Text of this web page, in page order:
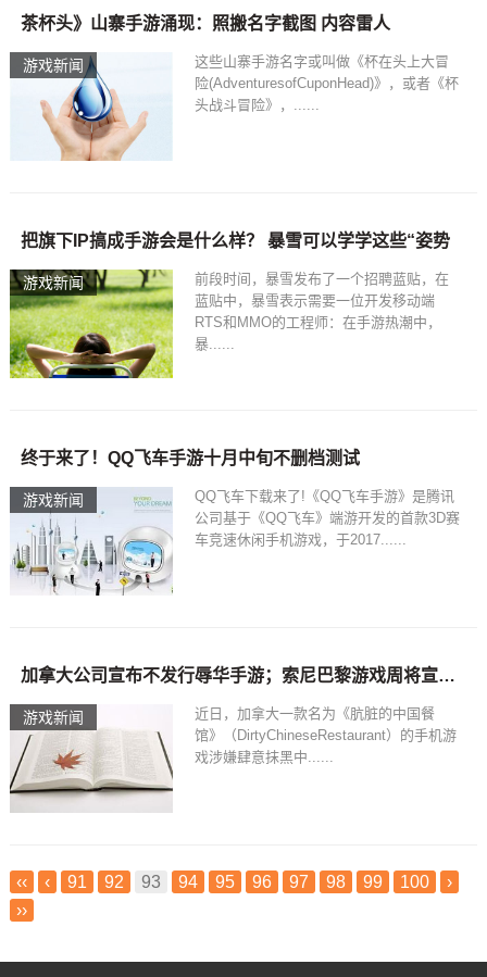
游戏新闻
茶杯头》山寨手游涌现：照搬名字截图 内容雷人
这些山寨手游名字或叫做《杯在头上大冒
险(AdventuresofCuponHead)》，或者《杯
头战斗冒险》，......
游戏新闻
把旗下IP搞成手游会是什么样？ 暴雪可以学学这些“姿势
前段时间，暴雪发布了一个招聘蓝贴，在
蓝贴中，暴雪表示需要一位开发移动端
RTS和MMO的工程师：在手游热潮中，
暴......
游戏新闻
终于来了！QQ飞车手游十月中旬不删档测试
QQ飞车下载来了!《QQ飞车手游》是腾讯
公司基于《QQ飞车》端游开发的首款3D赛
车竞速休闲手机游戏，于2017......
游戏新闻
加拿大公司宣布不发行辱华手游；索尼巴黎游戏周将宣布大计划
近日，加拿大一款名为《肮脏的中国餐
馆》（DirtyChineseRestaurant）的手机游
戏涉嫌肆意抹黑中......
‹‹ ‹ 91 92 93 94 95 96 97 98 99 100
›
››